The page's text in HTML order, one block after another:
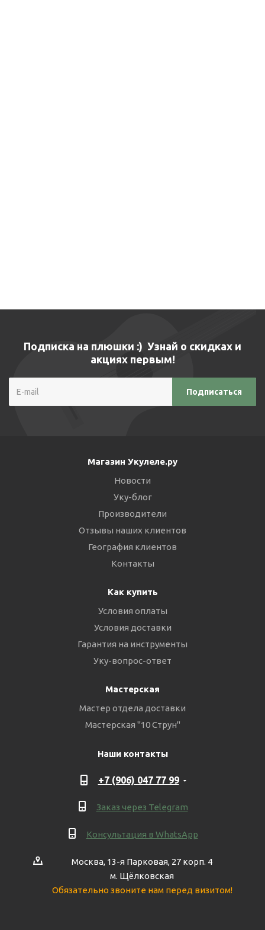
Подписка на плюшки :) Узнай о скидках и
акциях первым!
Магазин Укулеле.ру
Новости
Уку-блог
Производители
Отзывы наших клиентов
География клиентов
Контакты
Как купить
Условия оплаты
Условия доставки
Гарантия на инструменты
Уку-вопрос-ответ
Мастерская
Мастер отдела доставки
Мастерская "10 Струн"
Наши контакты
+7 (906) 047 77 99
Заказ через Telegram
Консультация в WhatsApp
Москва, 13-я Парковая, 27 корп. 4
м. Щёлковская
Обязательно звоните нам перед визитом!